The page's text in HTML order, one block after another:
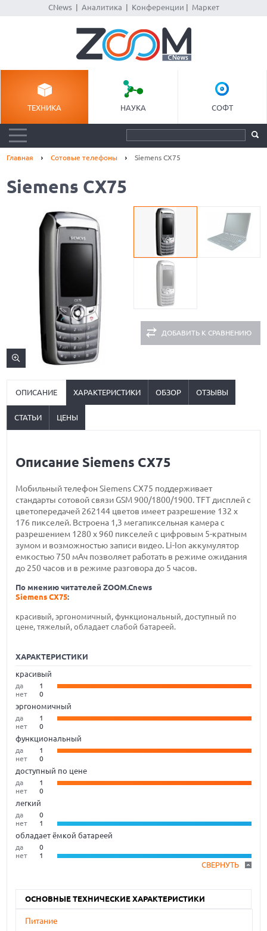
CNews| Аналитика Конференции Маркет
ТЕХНИКА НАУКА СОФТ
Главная Сотовые телефоны Siemens CX75
Siemens CX75
ДОБАВИТЬ К СРАВНЕНИЮ
ОПИСАНИЕ ХАРАКТЕРИСТИКИ ОБЗОР ОТЗЫВЫ
СТАТЬИ ЦЕНЫ
Описание Siemens CX75
Мобильный телефон Siemens CX75 поддерживает
стандарты сотовой связи GSM 900/1800/1900. TFT дисплей с
цветопередачей 262144 цветов имеет разрешение 132 х
176 пикселей. Встроена 1,3 мегапиксельная камера с
разрешением 1280 х 960 пикселей с цифровым 5-кратным
зумом и возможностью записи видео. Li-Ion аккумулятор
емкостью 750 мАч позволяет работать в режиме ожидания
до 250 часов и в режиме разговора до 5 часов.
По мнению читателей ZOOM.Cnews
Siemens CX75:
красивый, эргономичный, функциональный, доступный по
цене, тяжелый, обладает слабой батареей.
ХАРАКТЕРИСТИКИ
красивый
да
1
нет
0
эргономичный
да
1
нет
0
функциональный
да
1
нет
0
доступный по цене
да
1
нет
0
легкий
да
0
нет
1
обладает ёмкой батареей
да
0
нет
1
СВЕРНУТЬ
ОСНОВНЫЕ ТЕХНИЧЕСКИЕ ХАРАКТЕРИСТИКИ
Питание